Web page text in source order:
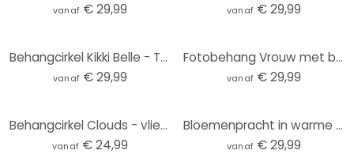
vanaf € 29,99 vanaf € 29,99
Behangcirkel Kikki Belle - Tropische Vogels in het zwart wit - vliesbehang/zelfklevend vliesbehang
vanaf € 29,99
Fotobehang Vrouw met bloemenkroon en katten - Hülya - Rond - Zelfklevend/niet-geweven
vanaf € 29,99
Behangcirkel Clouds - vliesbehang/zelfklevend vliesbehang
vanaf € 24,99
Bloemenpracht in warme pasteltinten | Bloemenbehang - Paksoylu - Rond - vliesbehang/zelfklevend vlie
vanaf € 29,99